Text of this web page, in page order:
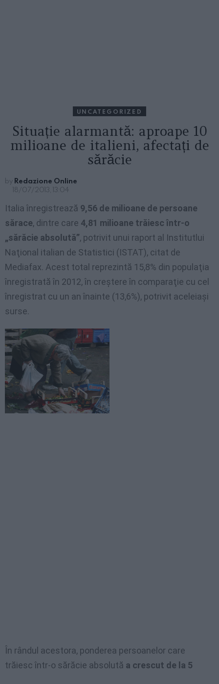
UNCATEGORIZED
Situație alarmantă: aproape 10
milioane de italieni, afectați de
sărăcie
by Redazione Online
18/07/2013, 13:04
Italia înregistrează 9,56 de milioane de persoane
sărace, dintre care 4,81 milioane trăiesc într-o
„sărăcie absolută”, potrivit unui raport al Institutlui
Naţional italian de Statistici (ISTAT), citat de
Mediafax. Acest total reprezintă 15,8% din populaţia
înregistrată în 2012, în creştere în comparaţie cu cel
înregistrat cu un an înainte (13,6%), potrivit aceleiaşi
surse.
În rândul acestora, ponderea persoanelor care
trăiesc într-o sărăcie absolută a crescut de la 5